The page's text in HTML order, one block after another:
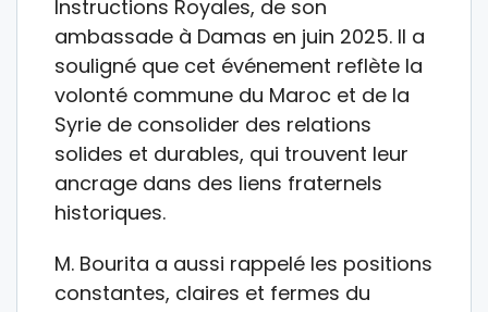
Instructions Royales, de son
ambassade à Damas en juin 2025. Il a
souligné que cet événement reflète la
volonté commune du Maroc et de la
Syrie de consolider des relations
solides et durables, qui trouvent leur
ancrage dans des liens fraternels
historiques.
M. Bourita a aussi rappelé les positions
constantes, claires et fermes du